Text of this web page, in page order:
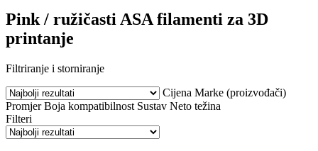
Pink / ružičasti ASA filamenti za 3D
printanje
Filtriranje i storniranje
Cijena Marke (proizvođači)
Promjer Boja kompatibilnost Sustav Neto težina
Filteri